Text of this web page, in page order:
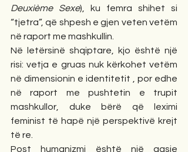
Deuxième Sexe), ku femra shihet si
“tjetra”, që shpesh e gjen veten vetëm
në raport me mashkullin.
Në letërsinë shqiptare, kjo është një
risi: vetja e gruas nuk kërkohet vetëm
në dimensionin e identitetit , por edhe
në raport me pushtetin e trupit
mashkullor, duke bërë që leximi
feminist të hapë një perspektivë krejt
të re.
Post humanizmi është një qasje